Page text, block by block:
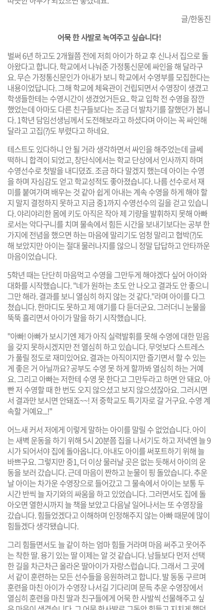
글/한동진
어묵 한 사발로 녹여주고 싶습니다!
벌써 6년 하고도 2개월쯤 전에 저희 아이가 하교 후 신나서 집으로 돌
아왔다고 합니다. 학교에서 나눠준 가정통신문에 싸인을 해 달라구
요. 무슨 가정통신문인가 아내가 보니 학교에서 수영부를 모집한다는
내용이었답니다. 그해 학교에 체육관이 건립되면서 수영장이 생겼고
학생들한테는 수영시간이 생겼었거든요.. 학교 입학 전 수영을 잠깐
했었는데 아마도 다른 친구들보다는 조금 더 발차기를 잘했던가 봅니
다. 1학년 담임선생님께서 도전해보라고 하셨다며 아이는 꼭 싸인해
달라고 고집(?)도 부렸다고 하네요.
테스트도 있다하니 안 될 거라 생각하면서 싸인을 해주었는데 글쎄
떡하니 합격이 되었고, 창단식에서는 학교 단상에서 인사까지 하며
수영선수로 첫발을 내디뎠죠. 조금 하다 말겠지 했는데 아이는 수영
을 하며 자심감도 얻고 학교성적도 좋아졌습니다. 나름 선수로서 재
미를 붙여가며 배우는 것 같아 쉽게 아내는 계속 수영을 하게 해야 할
지 말지 결정하지 못하고 지금 중1까지 수영선수의 길을 걷고 있습니
다. 야리야리한 몸에 키도 아직은 작아 제 기량을 발휘하지 못해 아빠
로서는 악다구니를 치며 물속에서 힘든 시간을 보내기보다는 공부 한
가지에 전념을 했으면 하는 마음에 말리기도 엄청 말리고 협박(?)도
해 보았지만 아이는 절대 물러나지를 않으니 정말 답답하고 안타까운
마음이었습니다.
5학년 때는 단단히 마음먹고 수영을 그만두게 해야겠다 싶어 아이와
대화를 시작했습니다. "네가 원하는 초도 안 나오고 결과도 안 좋으니
그만 해라. 결과를 보니 열심히 하지 않는 것 같다."라며 아이를 다그
쳤습니다. 한마디도 못하고 제 얘기를 다 듣더군요. 그러더니 눈물을
뚝뚝 흘리면서 아이가 말을 하기 시작했습니다.
"아빠! 아빠가 보시기엔 제가 아직 실력발휘를 못해 수영에 대한 믿음
을 갖지 못하시겠지만 전 열심히 하고 있습니다. 무엇보다 스트레스
가 풀릴 정도로 재미있어요. 결과는 아직이지만 즐기면서 할 수 있는
게 좋은 거 아닐까요? 공부도 수영 못 하게 할까봐 열심히 하는 거예
요. 그리고 아빠는 저한테 수영 못 한다고 그만두라고 하면 안 돼요. 아
빤 저 수영할 때 한 번도 오지 않으셨고 보지 않으셨잖아요. 그러시면
서 결과만 보시면 안돼죠~~! 저 중학교도 특기자로 갈 거구요. 수영 계
속할 거예요...!"
어느새 커서 저에게 이렇게 말하는 아이를 말릴 수 없었습니다. 아이
는 새벽 운동을 하기 위해 5시 20분쯤 집을 나서기도 하고 저녁엔 늘 9
시가 되어서야 집에 돌아옵니다. 아내도 아이를 써포트하기 위해 늘
바쁘구요. 그렇지만 중1, 더 이상 물러날 곳은 없는 듯해서 아이의 운
동을 보러 갔습니다. 근데 마음이 짠하고 눈물이 핑 돌았습니다. 추운
날 아이는 차가운 수영장으로 들어갔고 그 물속에서 아이는 보통 두
시간 반씩 늘 자기와의 싸움을 하고 있었습니다. 그러면서도 집에 돌
아오면 열한시까지 늘 책을 보았고 다음날 일어나서는 또 수영장을
갔습니다. 힘들었겠다고 이해하며 인정해주지 않는 아빠 때문에 많이
힘들겠다 생각됐습니다.
그리 힘들면서도 늘 같이 하는 엄마 힘들 거라며 마음 써주고 웃어주
는 착한 딸. 용기 있는 딸 이제는 알 것 같습니다. 남들보다 먼저 선택
한 길을 차근차근 올라온 딸아이가 자랑스럽습니다. 그래서 그 곳에
서 같이 훈련하는 모든 선수들을 응원하려고 합니다. 발 동동 구르며
훈련을 마친 아이가 수영장 나서길 기다리며 문득 추운 수영장에서
열심히 훈련을 마친 딸과 친구들에게 어묵 한 사발씩 선물해주고 싶